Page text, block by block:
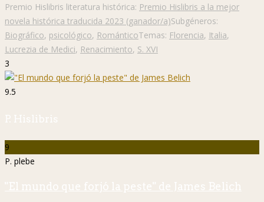
Premio Hislibris literatura histórica: Premio Hislibris a la mejor
novela histórica traducida 2023 (ganador/a)Subgéneros:
Biográfico, psicológico, RománticoTemas: Florencia, Italia,
Lucrezia de Medici, Renacimiento, S. XVI
3
9.5
P. Hislibris
9
P. plebe
"El mundo que forjó la peste" de James Belich